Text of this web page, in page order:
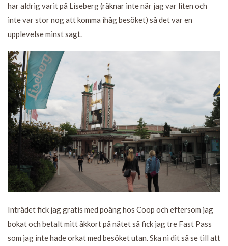
har aldrig varit på Liseberg (räknar inte när jag var liten och
inte var stor nog att komma ihåg besöket) så det var en
upplevelse minst sagt.
Inträdet fick jag gratis med poäng hos Coop och eftersom jag
bokat och betalt mitt åkkort på nätet så fick jag tre Fast Pass
som jag inte hade orkat med besöket utan. Ska ni dit så se till att